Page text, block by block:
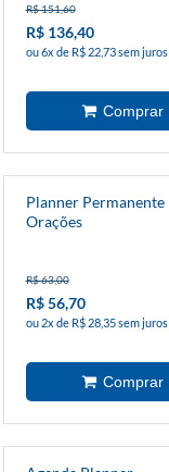
R$ 151,60
R$ 136,40
ou 6x de R$ 22,73 sem juros
Planner Permanente
Orações
R$ 63,00
R$ 56,70
ou 2x de R$ 28,35 sem juros